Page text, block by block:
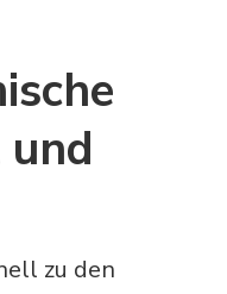
zu den